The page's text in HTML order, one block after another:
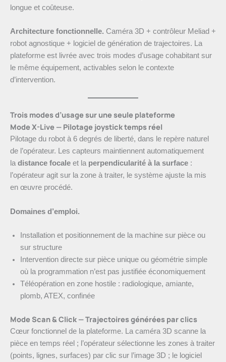
longue et coûteuse.
Architecture fonctionnelle. Caméra 3D + contrôleur Meliad +
robot agnostique + logiciel de génération de trajectoires. La
plateforme est livrée avec trois modes d’usage cohabitant sur
le même équipement, activables selon le contexte
d’intervention.
Trois modes d’usage sur une seule plateforme
Mode X-Live — Pilotage joystick temps réel
Pilotage du robot à 6 degrés de liberté, dans le repère naturel
de l’opérateur. Les capteurs maintiennent automatiquement
ladistance focale et la perpendicularité à la surface :
l’opérateur agit sur la zone à traiter, le système ajuste la mis
en œuvre procédé.
Domaines d’emploi.
Installation et positionnement de la machine sur pièce ou
sur structure
Intervention directe sur pièce unique ou géométrie simple
où la programmation n’est pas justifiée économiquement
Téléopération en zone hostile : radiologique, amiante,
plomb, ATEX, confinée
Mode Scan & Click — Trajectoires générées par clics
Cœur fonctionnel de la plateforme. La caméra 3D scanne la
pièce en temps réel ; l’opérateur sélectionne les zones à traiter
(points, lignes, surfaces) par clic sur l’image 3D ; le logiciel